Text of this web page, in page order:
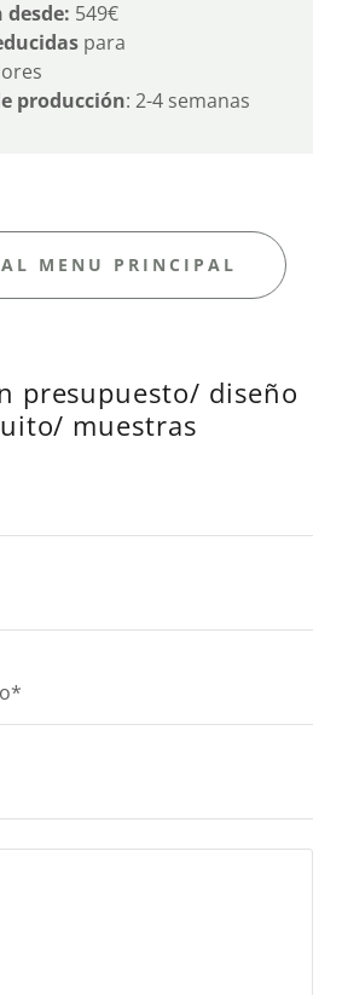
549€
para
producción: 2-4 semanas
MENU PRINCIPAL
presupuesto/ diseño
muestras